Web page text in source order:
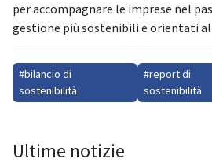
per accompagnare le imprese nel
gestione più sostenibili e orientati
#bilancio di
sostenibilità
#report di
sostenibilità
Ultime notizie